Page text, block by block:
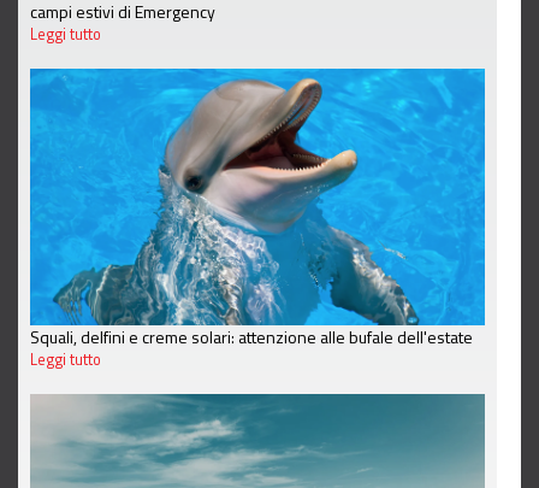
campi estivi di Emergency
Leggi tutto
Squali, delfini e creme solari: attenzione alle bufale dell'estate
Leggi tutto